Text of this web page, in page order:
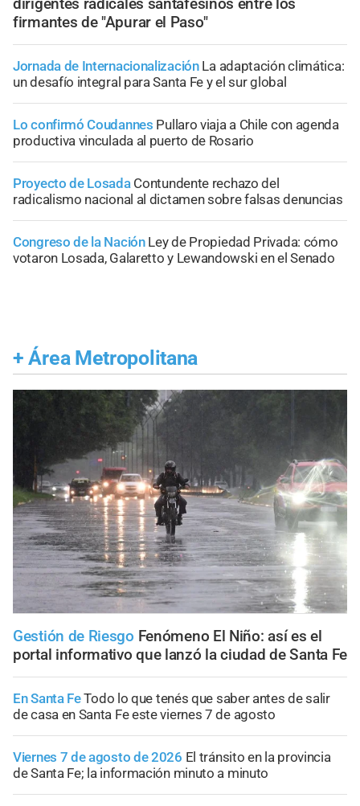
firmantes de "Apurar el Paso"
Jornada de Internacionalización La adaptación climática:
un desafío integral para Santa Fe y el sur global
Lo confirmó Coudannes Pullaro viaja a Chile con agenda
productiva vinculada al puerto de Rosario
Proyecto de Losada Contundente rechazo del
radicalismo nacional al dictamen sobre falsas denuncias
Congreso de la Nación Ley de Propiedad Privada: cómo
votaron Losada, Galaretto y Lewandowski en el Senado
+ Área Metropolitana
Gestión de Riesgo Fenómeno El Niño: así es el
portal informativo que lanzó la ciudad de Santa Fe
En Santa FeTodo lo que tenés que saber antes de salir
de casa en Santa Fe este viernes 7 de agosto
Viernes 7 de agosto de 2026 El tránsito en la provincia
de Santa Fe; la información minuto a minuto